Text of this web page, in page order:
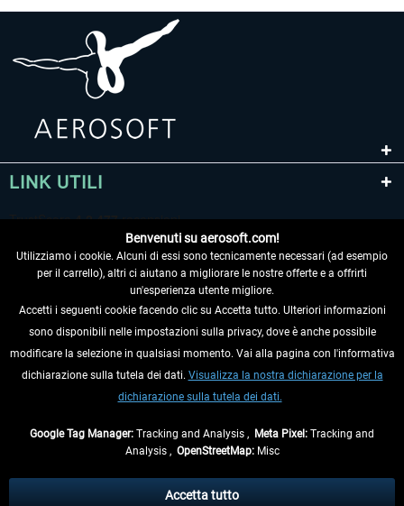
LINK UTILI
RECEDERE DAL CONTRATTO
INFORMAZIONI
eventualmente le spese di spedizione, se non diversamente descritto.
Benvenuti su aerosoft.com!
Utilizziamo i cookie. Alcuni di essi sono tecnicamente necessari (ad esempio
per il carrello), altri ci aiutano a migliorare le nostre offerte e a offrirti
un'esperienza utente migliore.
Accetti i seguenti cookie facendo clic su Accetta tutto. Ulteriori informazioni
sono disponibili nelle impostazioni sulla privacy, dove è anche possibile
modificare la selezione in qualsiasi momento. Vai alla pagina con l'informativa
dichiarazione sulla tutela dei dati. Visualizza la nostra dichiarazione per la
dichiarazione sulla tutela dei dati.
Google Tag Manager: Tracking and Analysis , Meta Pixel: Tracking and
Analysis , OpenStreetMap:Misc
Accetta tutto